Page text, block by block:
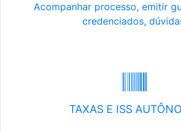
Acompanhar processo, emitir
credenciados,
TAXAS E ISS